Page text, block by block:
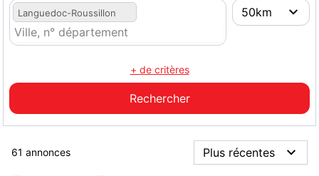
Languedoc-Roussillon
+ de critères
61 annonces